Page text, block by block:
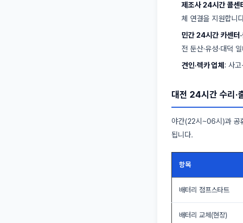
제조사 24시간 콜센
체 연결을 지원합니
민간 24시간 카센터·
전 둔산·유성·대덕
견인·렉카 업체 : 사
대전 24시간 수리
야간(22시~06시)과 공
됩니다.
항목
배터리 점프스타트
배터리 교체(현장)